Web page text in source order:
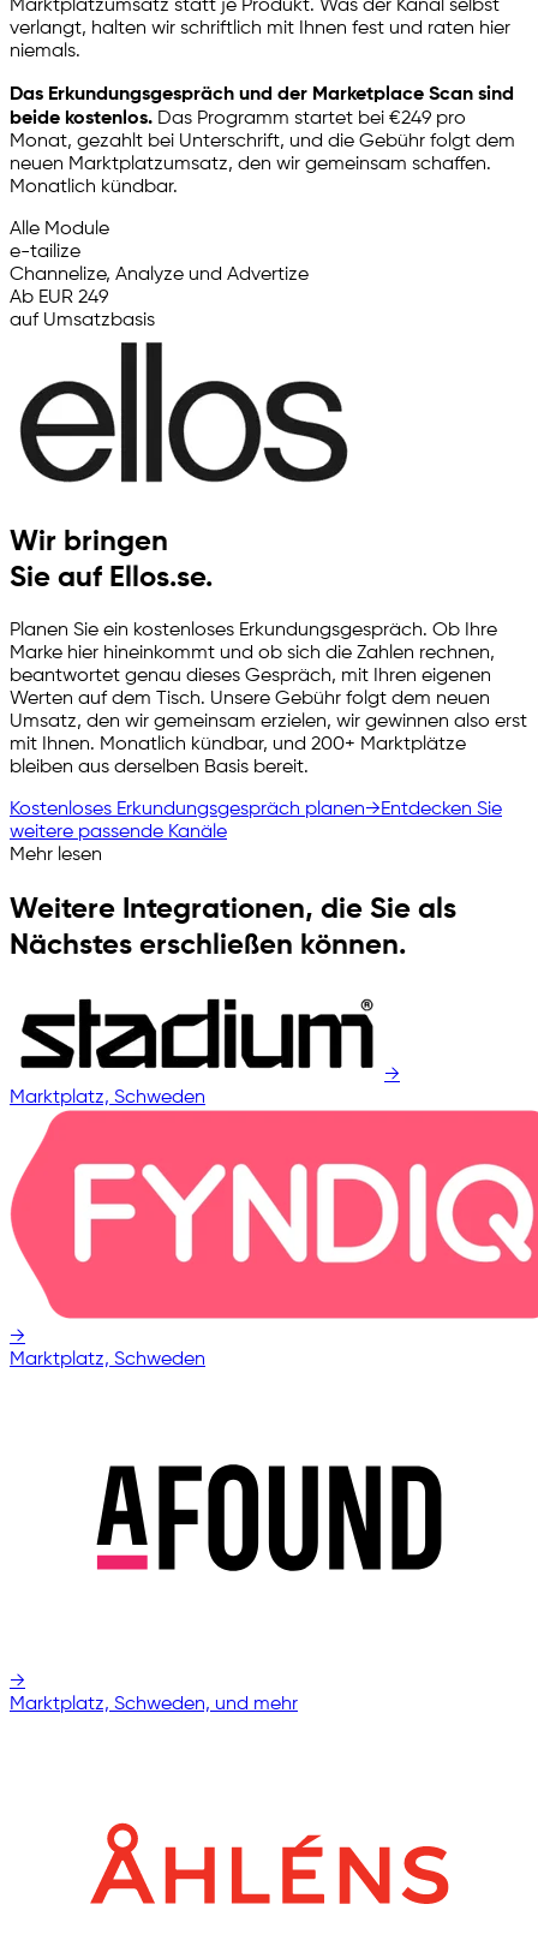
Marktplatzumsatz statt je Produkt. Was der Kanal selbst
verlangt, halten wir schriftlich mit Ihnen fest und raten hier
niemals.
Das Erkundungsgespräch und der Marketplace Scan sind
beide kostenlos. Das Programm startet bei €249 pro
Monat, gezahlt bei Unterschrift, und die Gebühr folgt dem
neuen Marktplatzumsatz, den wir gemeinsam schaffen.
Monatlich kündbar.
Alle Module
e-tailize
Channelize, Analyze und Advertize
Ab EUR 249
auf Umsatzbasis
Wir bringen
Sie auf Ellos.se.
Planen Sie ein kostenloses Erkundungsgespräch. Ob Ihre
Marke hier hineinkommt und ob sich die Zahlen rechnen,
beantwortet genau dieses Gespräch, mit Ihren eigenen
Werten auf dem Tisch. Unsere Gebühr folgt dem neuen
Umsatz, den wir gemeinsam erzielen, wir gewinnen also erst
mit Ihnen. Monatlich kündbar, und 200+ Marktplätze
bleiben aus derselben Basis bereit.
Kostenloses Erkundungsgespräch planen→Entdecken Sie
weitere passende Kanäle
Mehr lesen
Weitere Integrationen, die Sie als
Nächstes erschließen können.
→
Marktplatz, Schweden
→
Marktplatz, Schweden
→
Marktplatz, Schweden, und mehr